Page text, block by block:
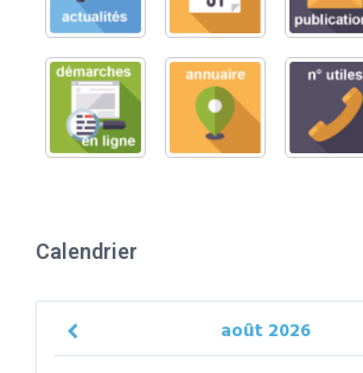
Calendrier
août 2026
Previous